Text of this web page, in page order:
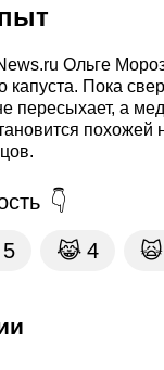
Ольге
капуста. Пока
пересыхает, а
похожей
5 😹 4 🙀